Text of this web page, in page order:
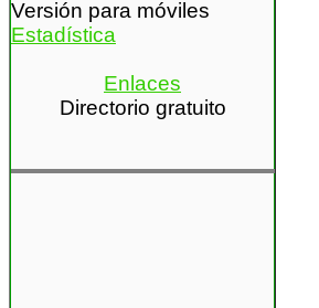
Versión para móviles
Estadística
Enlaces
Directorio gratuito